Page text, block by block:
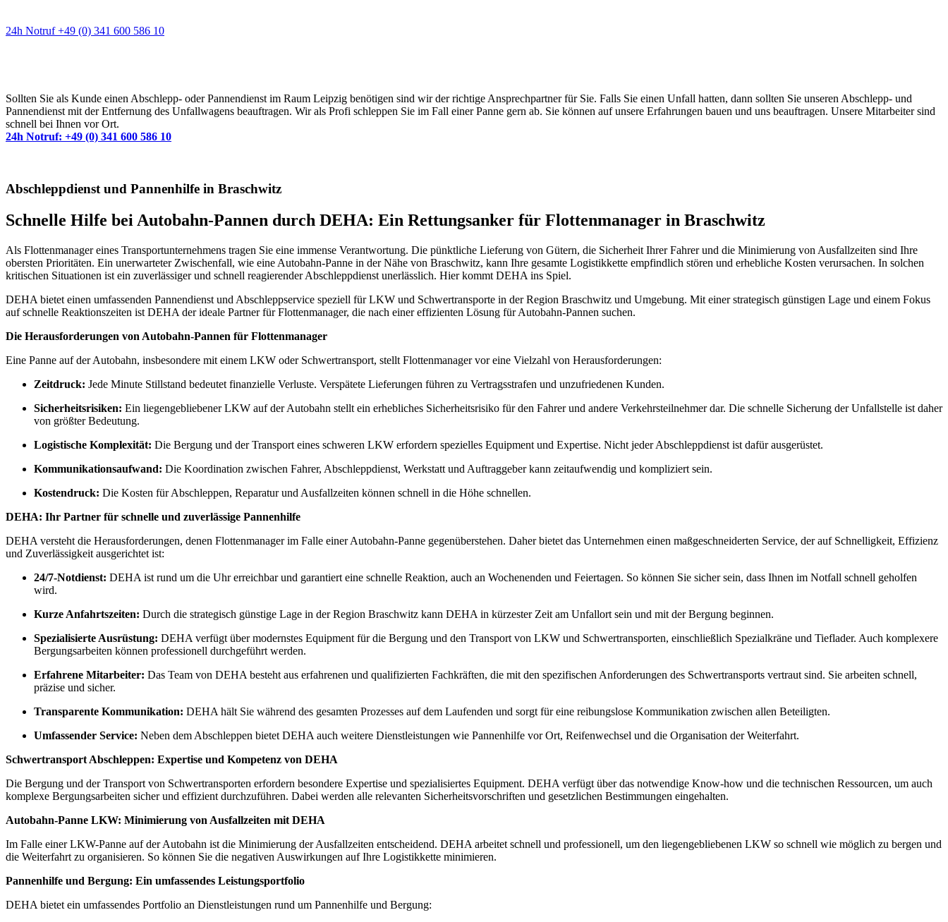
24h Notruf +49 (0) 341 600 586 10
Sollten Sie als Kunde einen Abschlepp- oder Pannendienst im Raum Leipzig benötigen sind wir der richtige Ansprechpartner für Sie. Falls Sie einen Unfall hatten, dann sollten Sie unseren Abschlepp- und
Pannendienst mit der Entfernung des Unfallwagens beauftragen. Wir als Profi schleppen Sie im Fall einer Panne gern ab. Sie können auf unsere Erfahrungen bauen und uns beauftragen. Unsere Mitarbeiter sind
schnell bei Ihnen vor Ort.
24h Notruf: +49 (0) 341 600 586 10
Abschleppdienst und Pannenhilfe in Braschwitz
Schnelle Hilfe bei Autobahn-Pannen durch DEHA: Ein Rettungsanker für Flottenmanager in Braschwitz
Als Flottenmanager eines Transportunternehmens tragen Sie eine immense Verantwortung. Die pünktliche Lieferung von Gütern, die Sicherheit Ihrer Fahrer und die Minimierung von Ausfallzeiten sind Ihre
obersten Prioritäten. Ein unerwarteter Zwischenfall, wie eine Autobahn-Panne in der Nähe von Braschwitz, kann Ihre gesamte Logistikkette empfindlich stören und erhebliche Kosten verursachen. In solchen
kritischen Situationen ist ein zuverlässiger und schnell reagierender Abschleppdienst unerlässlich. Hier kommt DEHA ins Spiel.
DEHA bietet einen umfassenden Pannendienst und Abschleppservice speziell für LKW und Schwertransporte in der Region Braschwitz und Umgebung. Mit einer strategisch günstigen Lage und einem Fokus
auf schnelle Reaktionszeiten ist DEHA der ideale Partner für Flottenmanager, die nach einer effizienten Lösung für Autobahn-Pannen suchen.
Die Herausforderungen von Autobahn-Pannen für Flottenmanager
Eine Panne auf der Autobahn, insbesondere mit einem LKW oder Schwertransport, stellt Flottenmanager vor eine Vielzahl von Herausforderungen:
Zeitdruck: Jede Minute Stillstand bedeutet finanzielle Verluste. Verspätete Lieferungen führen zu Vertragsstrafen und unzufriedenen Kunden.
Sicherheitsrisiken: Ein liegengebliebener LKW auf der Autobahn stellt ein erhebliches Sicherheitsrisiko für den Fahrer und andere Verkehrsteilnehmer dar. Die schnelle Sicherung der Unfallstelle ist daher
von größter Bedeutung.
Logistische Komplexität: Die Bergung und der Transport eines schweren LKW erfordern spezielles Equipment und Expertise. Nicht jeder Abschleppdienst ist dafür ausgerüstet.
Kommunikationsaufwand: Die Koordination zwischen Fahrer, Abschleppdienst, Werkstatt und Auftraggeber kann zeitaufwendig und kompliziert sein.
Kostendruck: Die Kosten für Abschleppen, Reparatur und Ausfallzeiten können schnell in die Höhe schnellen.
DEHA: Ihr Partner für schnelle und zuverlässige Pannenhilfe
DEHA versteht die Herausforderungen, denen Flottenmanager im Falle einer Autobahn-Panne gegenüberstehen. Daher bietet das Unternehmen einen maßgeschneiderten Service, der auf Schnelligkeit, Effizienz
und Zuverlässigkeit ausgerichtet ist:
24/7-Notdienst: DEHA ist rund um die Uhr erreichbar und garantiert eine schnelle Reaktion, auch an Wochenenden und Feiertagen. So können Sie sicher sein, dass Ihnen im Notfall schnell geholfen
wird.
Kurze Anfahrtszeiten: Durch die strategisch günstige Lage in der Region Braschwitz kann DEHA in kürzester Zeit am Unfallort sein und mit der Bergung beginnen.
Spezialisierte Ausrüstung: DEHA verfügt über modernstes Equipment für die Bergung und den Transport von LKW und Schwertransporten, einschließlich Spezialkräne und Tieflader. Auch komplexere
Bergungsarbeiten können professionell durchgeführt werden.
Erfahrene Mitarbeiter: Das Team von DEHA besteht aus erfahrenen und qualifizierten Fachkräften, die mit den spezifischen Anforderungen des Schwertransports vertraut sind. Sie arbeiten schnell,
präzise und sicher.
Transparente Kommunikation: DEHA hält Sie während des gesamten Prozesses auf dem Laufenden und sorgt für eine reibungslose Kommunikation zwischen allen Beteiligten.
Umfassender Service: Neben dem Abschleppen bietet DEHA auch weitere Dienstleistungen wie Pannenhilfe vor Ort, Reifenwechsel und die Organisation der Weiterfahrt.
Schwertransport Abschleppen: Expertise und Kompetenz von DEHA
Die Bergung und der Transport von Schwertransporten erfordern besondere Expertise und spezialisiertes Equipment. DEHA verfügt über das notwendige Know-how und die technischen Ressourcen, um auch
komplexe Bergungsarbeiten sicher und effizient durchzuführen. Dabei werden alle relevanten Sicherheitsvorschriften und gesetzlichen Bestimmungen eingehalten.
Autobahn-Panne LKW: Minimierung von Ausfallzeiten mit DEHA
Im Falle einer LKW-Panne auf der Autobahn ist die Minimierung der Ausfallzeiten entscheidend. DEHA arbeitet schnell und professionell, um den liegengebliebenen LKW so schnell wie möglich zu bergen und
die Weiterfahrt zu organisieren. So können Sie die negativen Auswirkungen auf Ihre Logistikkette minimieren.
Pannenhilfe und Bergung: Ein umfassendes Leistungsportfolio
DEHA bietet ein umfassendes Portfolio an Dienstleistungen rund um Pannenhilfe und Bergung: